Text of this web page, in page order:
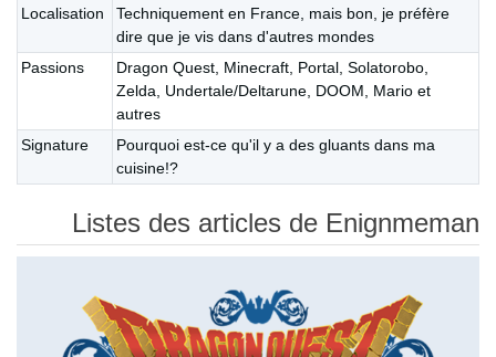
Localisation
Techniquement en France, mais bon, je préfère
dire que je vis dans d'autres mondes
Passions
Dragon Quest, Minecraft, Portal, Solatorobo,
Zelda, Undertale/Deltarune, DOOM, Mario et
autres
Signature
Pourquoi est-ce qu'il y a des gluants dans ma
cuisine!?
Listes des articles de Enignmeman